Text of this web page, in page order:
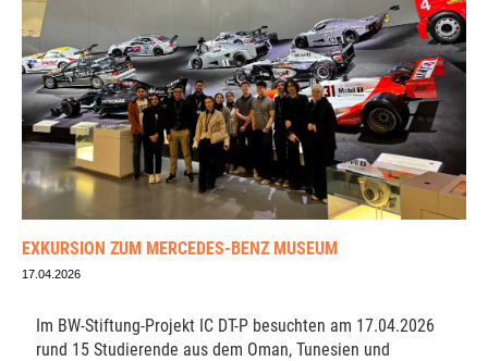
EXKURSION ZUM MERCEDES-BENZ MUSEUM
17.04.2026
Im BW-Stiftung-Projekt IC DT-P besuchten am 17.04.2026
rund 15 Studierende aus dem Oman, Tunesien und